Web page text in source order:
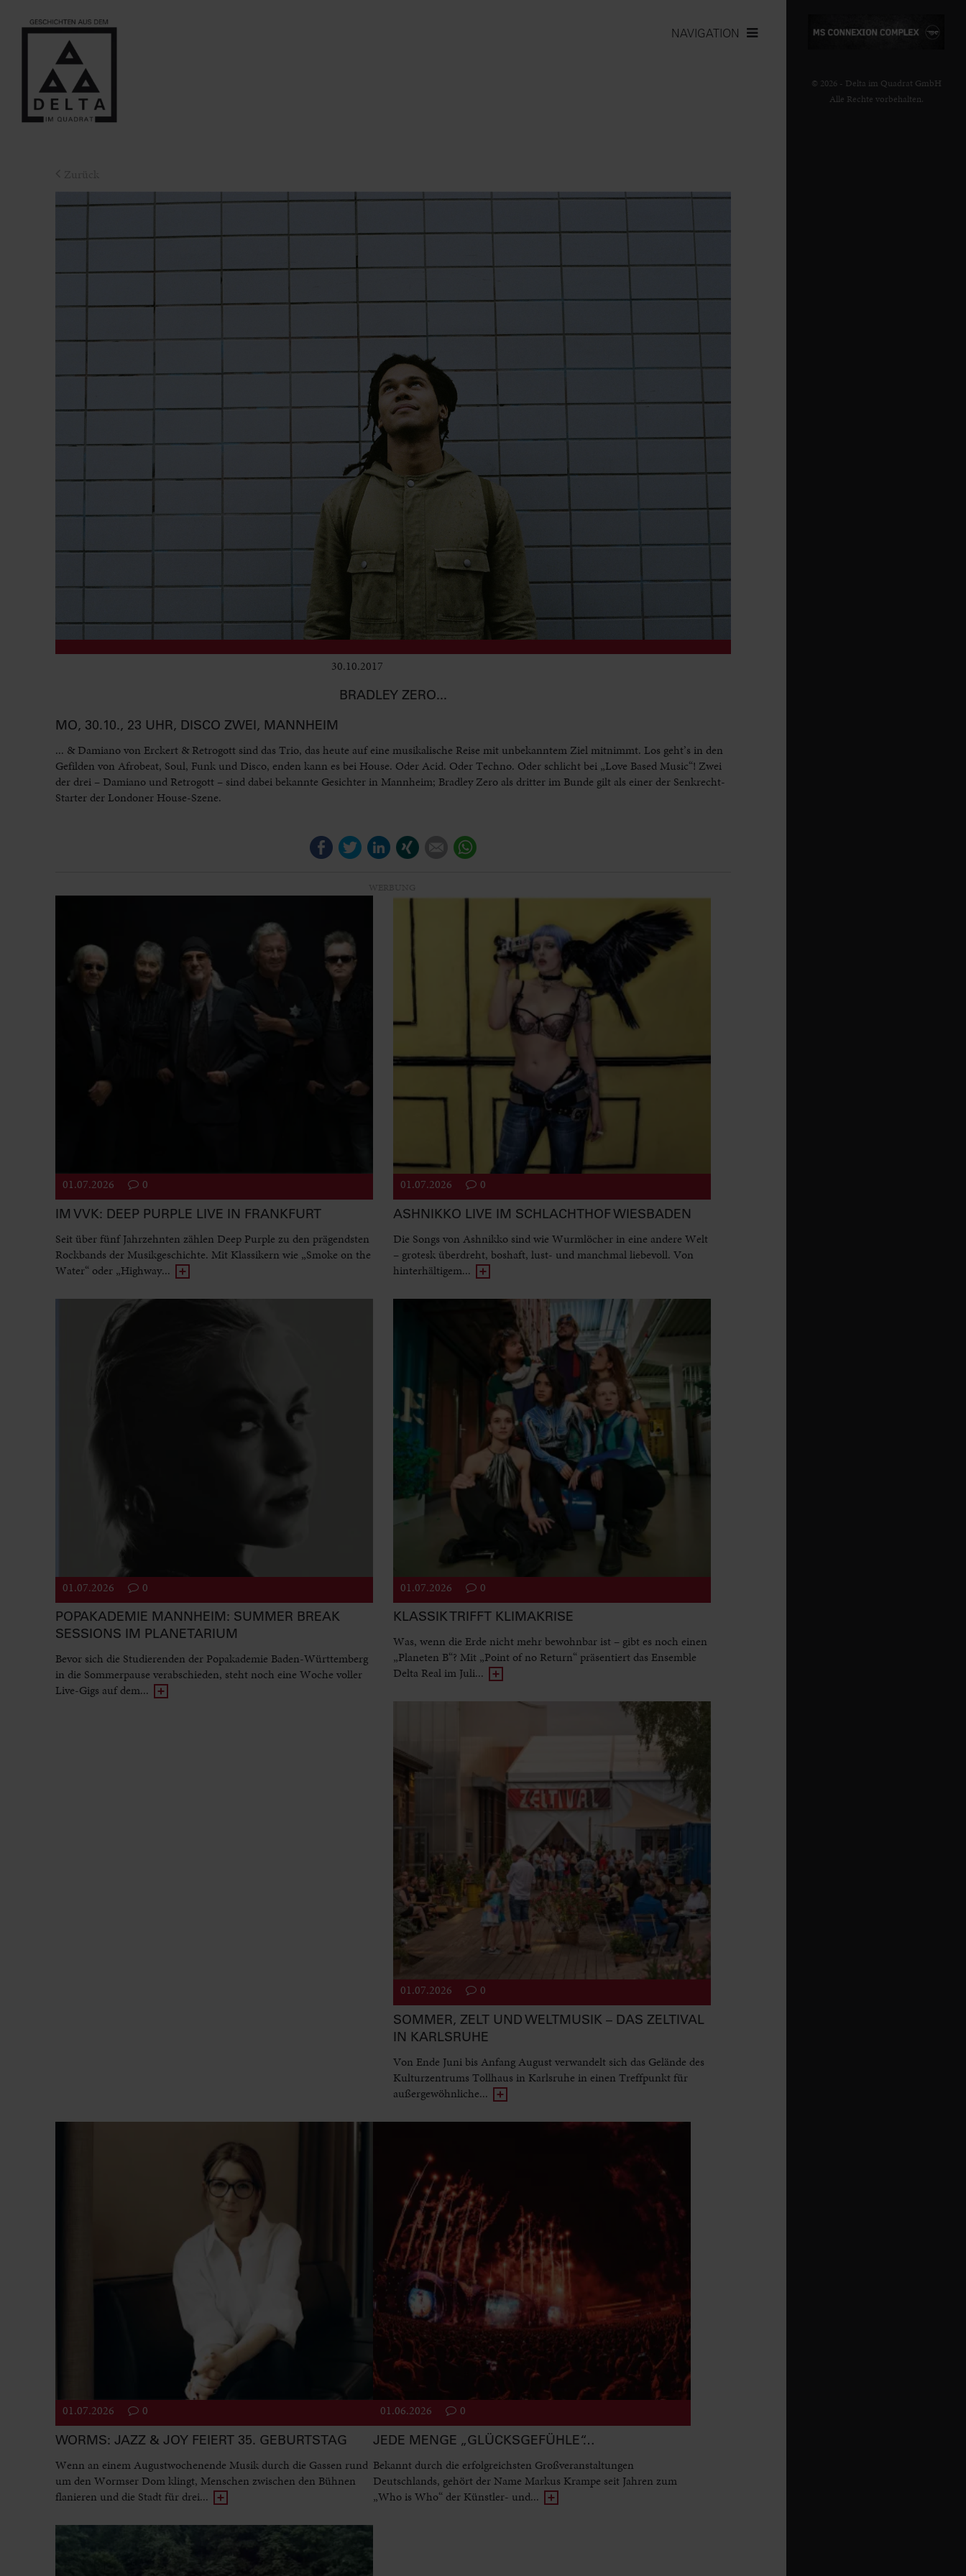
NAVIGATION
30.10.2017
BRADLEY ZERO...
MO, 30.10., 23 UHR, DISCO ZWEI, MANNHEIM
... & Damiano von Erckert & Retrogott sind das Trio, das heute auf eine musikalische Reise mit unbekanntem Ziel mitnimmt. Los geht’s in den
Gefilden von Afrobeat, Soul, Funk und Disco, enden kann es bei House. Oder Acid. Oder Techno. Oder schlicht bei „Love Based Music“! Zwei
der drei – Damiano und Retrogott – sind dabei bekannte Gesichter in Mannheim; Bradley Zero als dritter im Bunde gilt als einer der Senkrecht-
Starter der Londoner House-Szene.
FacebookTwitterLinkedIn E-mail
01.07.2026 0
IM VVK: DEEP PURPLE LIVE IN FRANKFURT
Seit über fünf Jahrzehnten zählen Deep Purple zu den prägendsten
Rockbands der Musikgeschichte. Mit Klassikern wie „Smoke on the
Water“ oder „Highway...
01.07.2026 0
ASHNIKKO LIVE IM SCHLACHTHOF WIESBADEN
Die Songs von Ashnikko sind wie Wurmlöcher in eine andere Welt
– grotesk überdreht, boshaft, lust- und manchmal liebevoll. Von
hinterhältigem...
01.07.2026 0
POPAKADEMIE MANNHEIM: SUMMER BREAK
SESSIONS IM PLANETARIUM
Bevor sich die Studierenden der Popakademie Baden-Württemberg
in die Sommerpause verabschieden, steht noch eine Woche voller
Live-Gigs auf dem...
01.07.2026 0
KLASSIK TRIFFT KLIMAKRISE
Was, wenn die Erde nicht mehr bewohnbar ist – gibt es noch einen
„Planeten B“? Mit „Point of no Return“ präsentiert das Ensemble
Delta Real im Juli...
01.07.2026 0
SOMMER, ZELT UND WELTMUSIK – DAS ZELTIVAL
IN KARLSRUHE
Von Ende Juni bis Anfang August verwandelt sich das Gelände des
Kulturzentrums Tollhaus in Karlsruhe in einen Treffpunkt für
außergewöhnliche...
01.07.2026 0
WORMS: JAZZ & JOY FEIERT 35. GEBURTSTAG
Wenn an einem Augustwochenende Musik durch die Gassen rund
um den Wormser Dom klingt, Menschen zwischen den Bühnen
flanieren und die Stadt für drei...
01.06.2026 0
JEDE MENGE „GLÜCKSGEFÜHLE“…
Bekannt durch die erfolgreichsten Großveranstaltungen
Deutschlands, gehört der Name Markus Krampe seit Jahren zum
„Who is Who“ der Künstler- und...
© 2026 - Delta im Quadrat GmbH
Alle Rechte vorbehalten.